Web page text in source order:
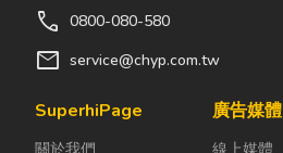
的獲利空間。
依承作單位不
為證券公司的
充滿儀式感的
等一下！在踩
call 0800-080-580
mail service@chyp.com.tw
SuperhiPage
關於我們
廣告媒體
線上媒體